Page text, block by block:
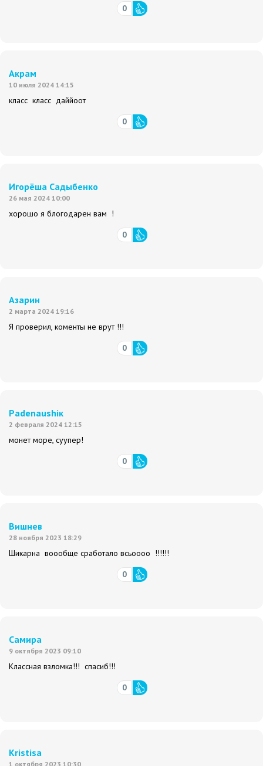
0
Акрам
10 июля 2024 14:15
класс класс даййоот
0
Игорёша Садыбенко
26 мая 2024 10:00
хорошо я блогодарен вам !
0
Азарин
2 марта 2024 19:16
Я проверил, коменты не врут !!!
0
Padenaushiк
2 февраля 2024 12:15
монет море, суупер!
0
Вишнев
28 ноября 2023 18:29
Шикарна воообще сработало всьоооо !!!!!!
0
Самира
9 октября 2023 09:10
Классная взломка!!! спасиб!!!
0
Kristisa
1 октября 2023 10:30